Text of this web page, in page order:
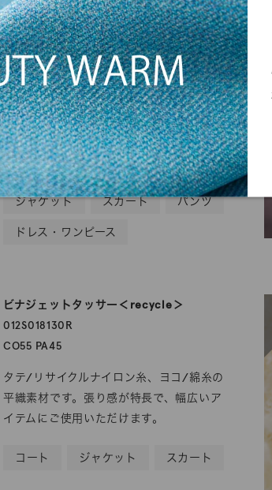
強撚キュプラフィブリルサテン
02600052300
CU100
タテにキュプラの強撚糸を使用し、フィブ
リル加工を施したサテン素材です。ヴィン
テージ感のある表情とパウダリーな風合い
が特長です。
ジャケット スカート パンツ
ドレス・ワンピース
ビナジェットタッサー＜recycle＞
012S018130R
CO55 PA45
タテ/リサイクルナイロン糸、ヨコ/綿糸の
平織素材です。張り感が特長で、幅広いア
イテムにご使用いただけます。
コート ジャケット スカート